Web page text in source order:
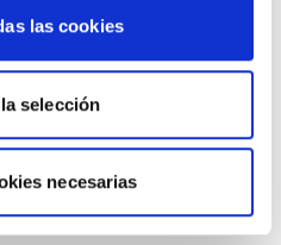
las cookies
selección
necesarias